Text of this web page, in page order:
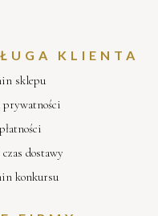
KLIENTA
sklepu
dostawy
konkursu